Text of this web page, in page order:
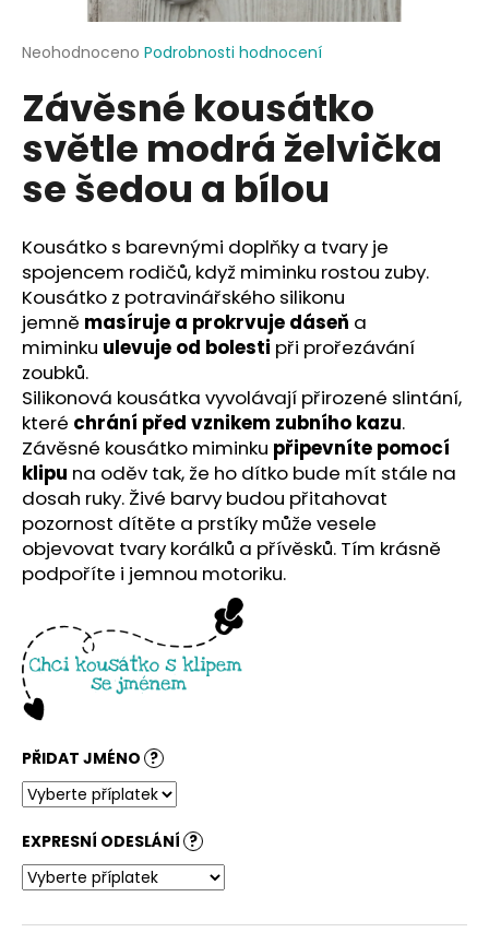
Průměrné
produktu
je
z
5
hvězdiček.
Neohodnoceno Podrobnosti hodnocení
Závěsné kousátko
světle modrá želvička
se šedou a bílou
Kousátko s barevnými doplňky a tvary je
spojencem rodičů, když miminku rostou zuby.
Kousátko z potravinářského silikonu
jemně masíruje a prokrvuje dáseň a
miminku ulevuje od bolesti při prořezávání
zoubků.
Silikonová kousátka vyvolávají přirozené slintání,
které chrání před vznikem zubního kazu.
Závěsné kousátko miminku připevníte pomocí
klipu na oděv tak, že ho dítko bude mít stále na
dosah ruky. Živé barvy budou přitahovat
pozornost dítěte a prstíky může vesele
objevovat tvary korálků a přívěsků. Tím krásně
podpoříte i jemnou motoriku.
PŘIDAT JMÉNO ?
EXPRESNÍ ODESLÁNÍ ?
j
t
?
HLEDAT
D
o
p
o
r
u
č
u
j
e
m